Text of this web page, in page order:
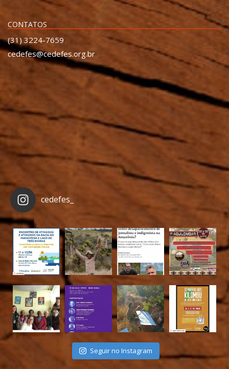
CONTATOS
(31) 3224-7659
cedefes@cedefes.org.br
cedefes_
Seguir no Instagram